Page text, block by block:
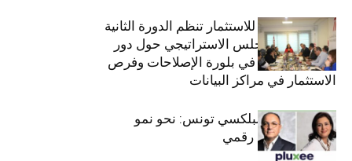
الهيئة التونسية للاستثمار تنظم الدورة الثانية
والعشرين للمجلس الاستراتيجي حول دور
القطاع الخاص في بلورة الإصلاحات وفرص
الاستثمار في مراكز البيانات
قيادة مزدوجة لبلكسي تونس: نحو نمو
متسارع وتحول رقمي